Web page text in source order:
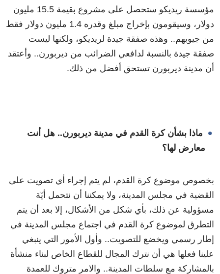
مؤسسة ريديكو ستحصل على مشروع بقيمة 15.5 مليون
دولار، وسيقومون بإخراج مبلغ وقدره 1.4 مليون دولار فقط
من جيوبهم.. وهذه صفقة جيدة لريديكو، ولكنها ليست
صفقة جيدة بالنسبة لدافعي الضرائب من ديربورن.. وأعتقد
أن مدينة ديربورن تستحق أفضل من ذلك.
ماذا بشأن كرة القدم في مدينة ديربورن.. هل أنت
معارض لها؟
بخصوص موضوع كرة القدم، لم يتم إجراء أي تصويت على
القضية في مجلس المدينة، ولا يمكننا أن نتحمل أيّة
مسؤولية عن ذلك، بأي شكل من الأشكال، إلا بعد أن يتم
التطرق لموضوع كرة القدم في اجتماع مجلس المدينة في
إطار رسمي ويخضع للتصويت.. وأول الأمور التي ينبغي
علينا فعلها هي أن نترك المجال للقطاع الخاص لبناء منشأة
بالمشاركة مع سلطات المدينة.. والامر متروك للعمدة